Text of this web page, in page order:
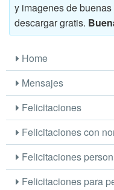
y imagenes de
descargar gratis.
Home
Mensajes
Felicitaciones
Felicitaciones con
Felicitaciones
Felicitaciones para